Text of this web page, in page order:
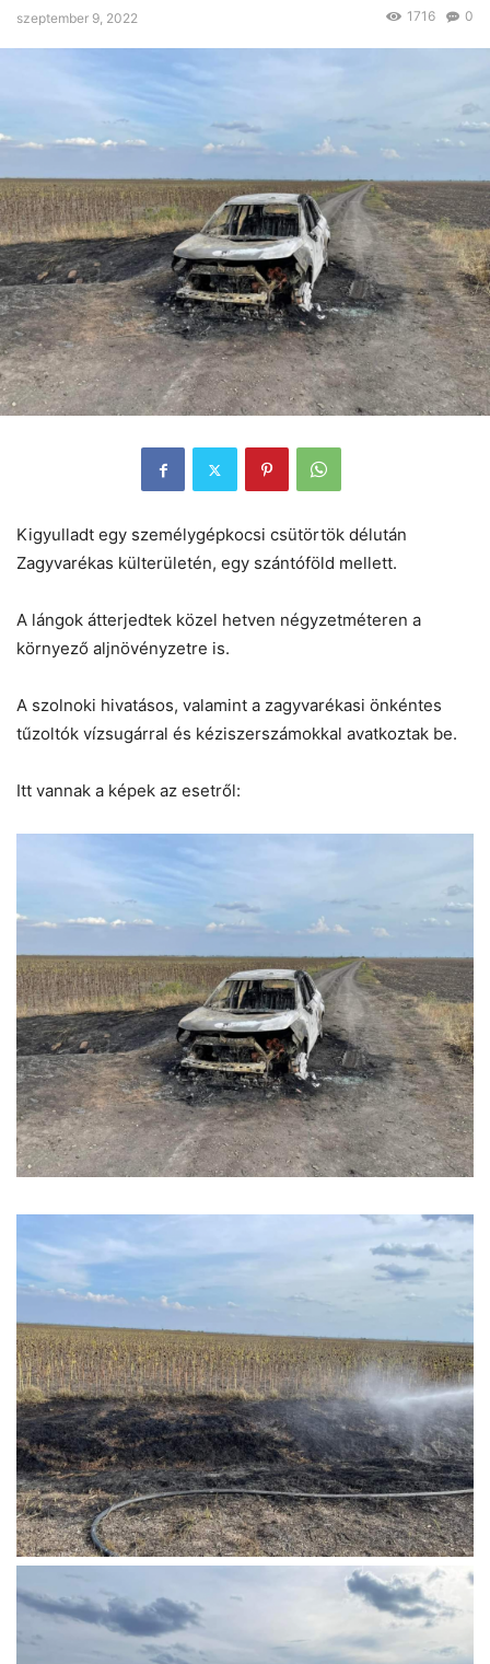
szeptember 9, 2022 0
1716
Kigyulladt egy személygépkocsi csütörtök délután
Zagyvarékas külterületén, egy szántóföld mellett.
A lángok átterjedtek közel hetven négyzetméteren a
környező aljnövényzetre is.
A szolnoki hivatásos, valamint a zagyvarékasi önkéntes
tűzoltók vízsugárral és kéziszerszámokkal avatkoztak be.
Itt vannak a képek az esetről: